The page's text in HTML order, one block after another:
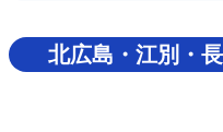
北広島・江別・